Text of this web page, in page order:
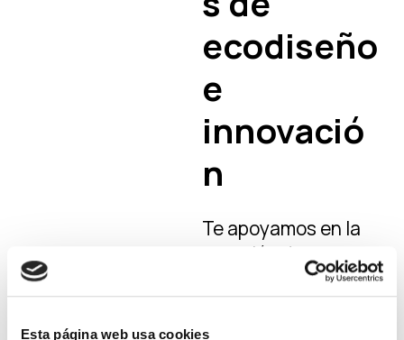
Esta página web usa cookies
ecodiseño
e
innovació
n
Te apoyamos en la
creación de
estrategias de
innovación y
ecodiseño de tus